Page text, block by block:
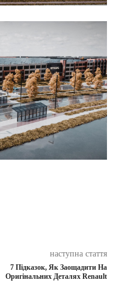
наступна стаття
7 Підказок, Як Заощадити На
Оригінальних Деталях Renault